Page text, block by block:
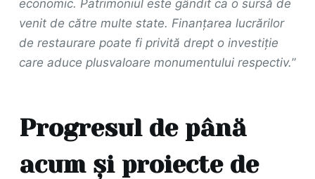
economic. Patrimoniul este gândit ca o sursă de
venit de către multe state. Finanțarea lucrărilor
de restaurare poate fi privită drept o investiție
care aduce plusvaloare monumentului respectiv.”
Progresul de până
acum și proiecte de